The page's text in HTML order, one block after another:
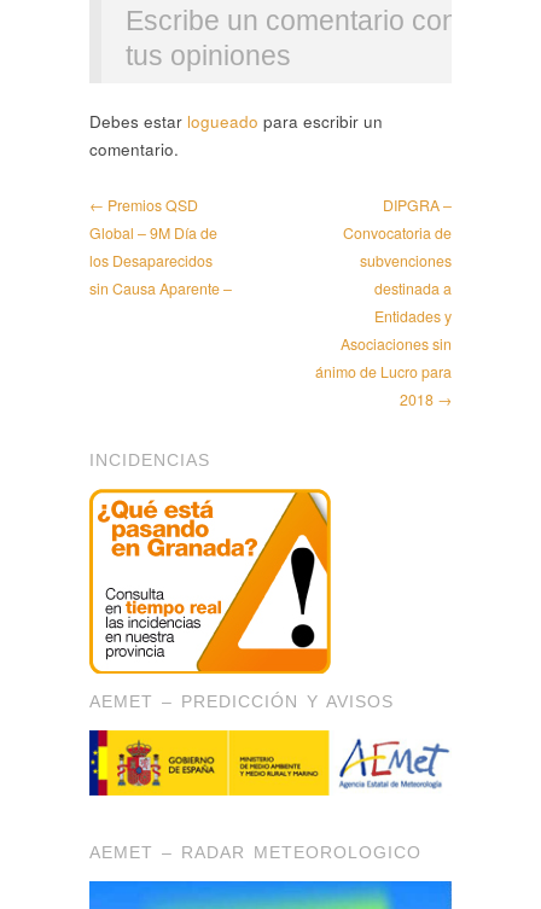
Escribe un comentario con
tus opiniones
Debes estar logueado para escribir un
comentario.
← Premios QSD
Global – 9M Día de
los Desaparecidos
sin Causa Aparente –
DIPGRA –
Convocatoria de
subvenciones
destinada a
Entidades y
Asociaciones sin
ánimo de Lucro para
2018 →
INCIDENCIAS
AEMET – PREDICCIÓN Y AVISOS
AEMET – RADAR METEOROLOGICO